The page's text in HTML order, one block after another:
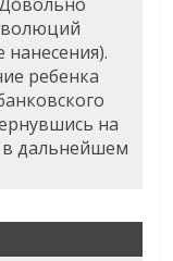
ребенка
на
дальнейшем